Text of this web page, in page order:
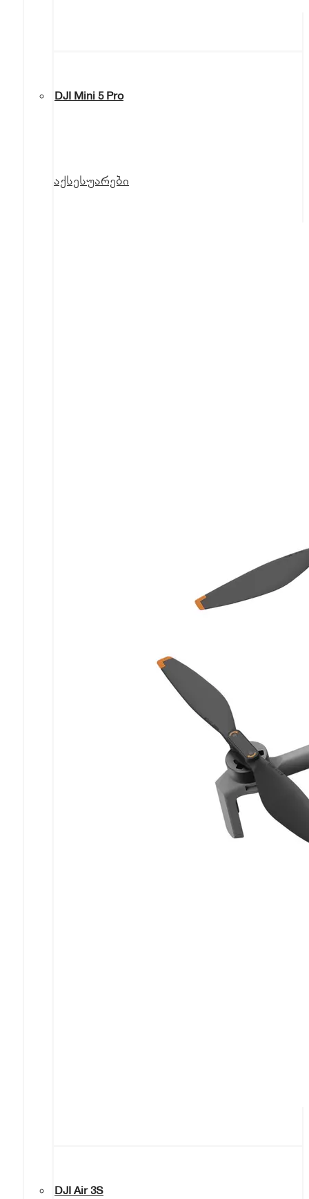
DJI Mini 5 Pro
აქსესუარები
DJI Air 3S